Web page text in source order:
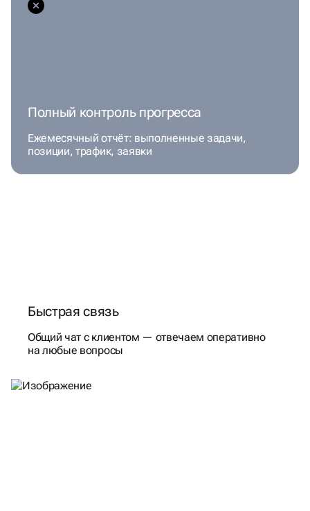
Полный контроль прогресса
Ежемесячный отчёт: выполненные задачи,
позиции, трафик, заявки
Быстрая связь
Общий чат с клиентом — отвечаем оперативно
на любые вопросы